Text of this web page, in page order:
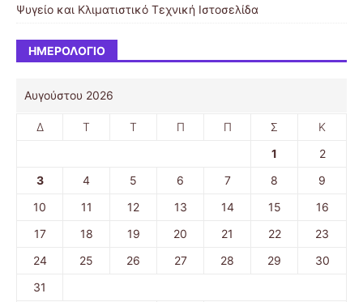
Ψυγείο και Κλιματιστικό Τεχνική Ιστοσελίδα
ΗΜΕΡΟΛΌΓΙΟ
Αυγούστου 2026
Δ Τ Τ Π Π Σ
Κ
1
2
3
4 5 6 7 8
9
10
11 12 13 14 15
16
17
18 19 20 21 22
23
24
25 26 27 28 29
30
31